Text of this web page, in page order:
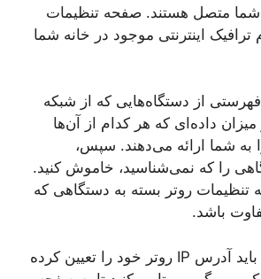
شما متصل هستند. صفحه تنظیمات
ترافیک اینترنتی موجود در خانه شما
فهرستی از دستگاه‌هایی که از شبکه
میزان داده‌ای که هر کدام از آن‌ها
به شما ارائه می‌دهند. سپس،
را که نمی‌شناسید، خاموش کنید.
روتر بسته به دستگاهی که
باشد.
به طور کلی، شما باید آدرس IP روتر خود را تعیین کرده